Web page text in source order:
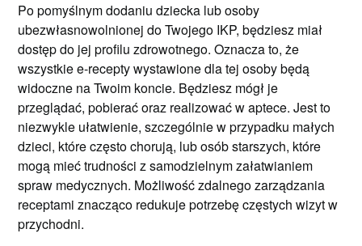
Po pomyślnym dodaniu dziecka lub osoby
ubezwłasnowolnionej do Twojego IKP, będziesz miał
dostęp do jej profilu zdrowotnego. Oznacza to, że
wszystkie e-recepty wystawione dla tej osoby będą
widoczne na Twoim koncie. Będziesz mógł je
przeglądać, pobierać oraz realizować w aptece. Jest to
niezwykle ułatwienie, szczególnie w przypadku małych
dzieci, które często chorują, lub osób starszych, które
mogą mieć trudności z samodzielnym załatwianiem
spraw medycznych. Możliwość zdalnego zarządzania
receptami znacząco redukuje potrzebę częstych wizyt w
przychodni.